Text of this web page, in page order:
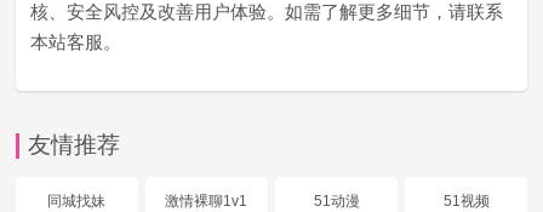
核、安全风控及改善用户体验。如需了解更多细节，请联系
本站客服。
友情推荐
同城找妹 激情裸聊1v1 51动漫 51视频